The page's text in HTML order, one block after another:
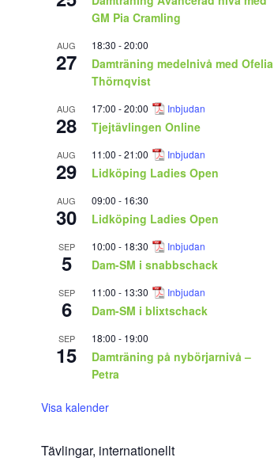
GM Pia Cramling
AUG
27
18:30 -20:00
Damträning medelnivå med Ofelia
Thörnqvist
AUG
28
17:00 -20:00 Inbjudan
Tjejtävlingen Online
AUG
29
11:00 -21:00 Inbjudan
Lidköping Ladies Open
AUG
30
09:00 - 16:30
Lidköping Ladies Open
SEP
5
10:00 - 18:30 Inbjudan
Dam-SM i snabbschack
SEP
6
11:00 - 13:30 Inbjudan
Dam-SM i blixtschack
SEP
15
18:00 - 19:00
Damträning på nybörjarnivå –
Petra
Visa kalender
Tävlingar, internationellt